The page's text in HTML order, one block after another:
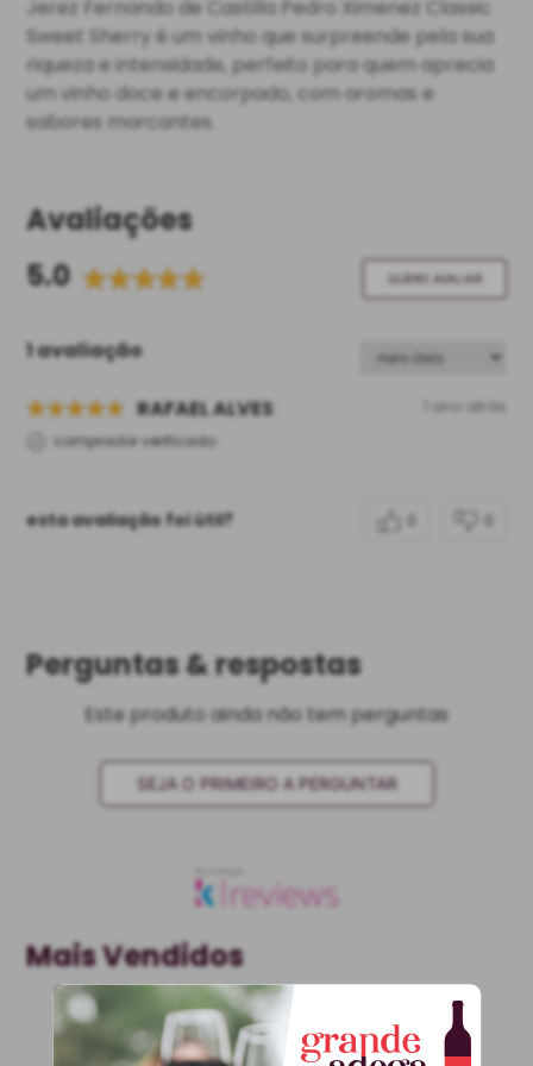
Jerez Fernando de Castilla Pedro Ximenez Classic
Sweet Sherry é um vinho que surpreende pela sua
riqueza e intensidade, perfeito para quem aprecia
um vinho doce e encorpado, com aromas e
sabores marcantes.
Avaliações
5.0
QUERO AVALIAR
1 avaliação
RAFAEL ALVES 1 ano atrás
comprador verificado
esta avaliação foi útil?
Perguntas & respostas
Este produto ainda não tem perguntas
SEJA O PRIMEIRO A PERGUNTAR
Mais Vendidos